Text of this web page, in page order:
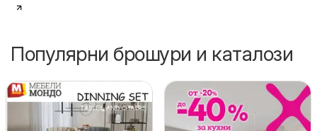
Популярни брошури и каталози